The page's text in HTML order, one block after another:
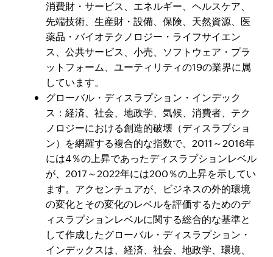
消費財・サービス、エネルギー、ヘルスケア、
先端技術、生産財・設備、保険、天然資源、医
薬品・バイオテクノロジー・ライフサイエン
ス、公共サービス、小売、ソフトウェア・プラ
ットフォーム、ユーティリティの19の業界に属
しています。
グローバル・ディスラプション・インデック
ス：経済、社会、地政学、気候、消費者、テク
ノロジーにおける創造的破壊（ディスラプショ
ン）を網羅する複合的な指数で、2011～2016年
には4％の上昇であったディスラプションレベル
が、2017～2022年には200％の上昇を示してい
ます。アクセンチュアが、ビジネスの外的環境
の変化とその変化のレベルを評価するためのデ
ィスラプションレベルに関する総合的な基準と
して作成したグローバル・ディスラプション・
インデックスは、経済、社会、地政学、環境、